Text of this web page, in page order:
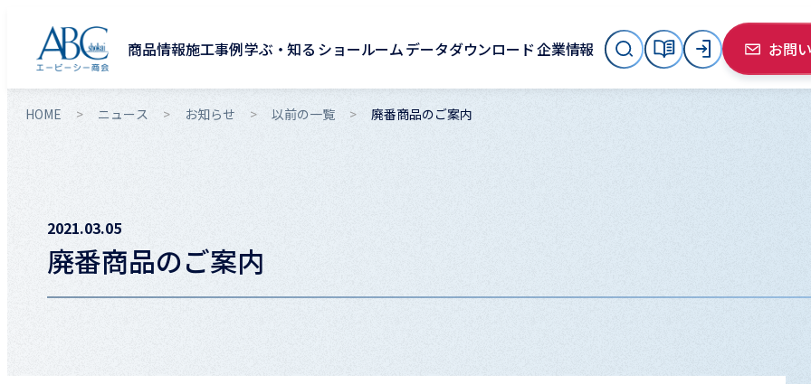
商品情報施工事例学ぶ・知る ショールームデータダウンロード企業情報 お問
HOME ニュース お知らせ 以前の一覧 廃番商品のご案内
2021.03.05
廃番商品のご案内